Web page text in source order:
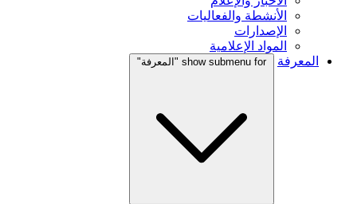
الأنشطة والفعاليات
الإصدارات
المواد الإعلامية
المعرفة
show submenu for "المعرفة"